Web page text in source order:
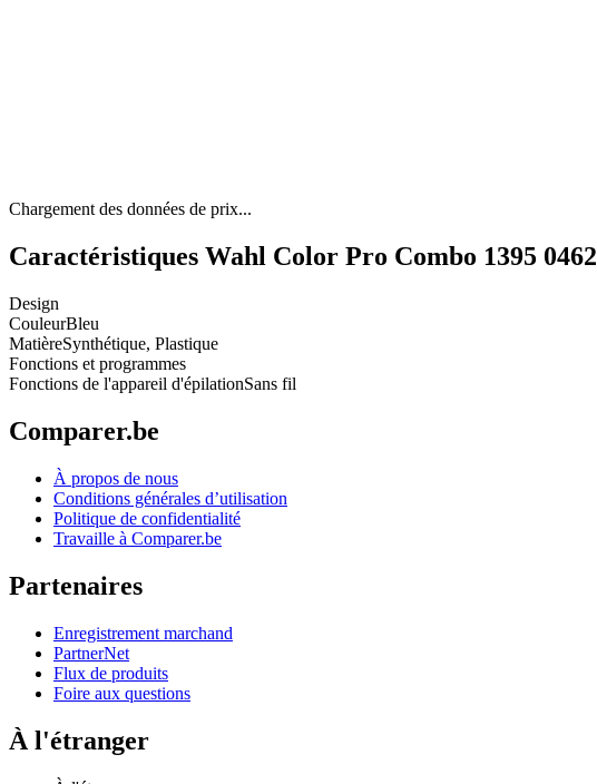
Chargement des données de prix...
Caractéristiques Wahl Color Pro Combo 1395 0462
Design
CouleurBleu
MatièreSynthétique, Plastique
Fonctions et programmes
Fonctions de l'appareil d'épilationSans fil
Comparer.be
À propos de nous
Conditions générales d’utilisation
Politique de confidentialité
Travaille à Comparer.be
Partenaires
Enregistrement marchand
PartnerNet
Flux de produits
Foire aux questions
À l'étranger